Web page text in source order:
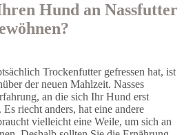
Hund an Nassfutter
Trockenfutter gefressen hat, ist
der neuen Mahlzeit. Nasses
an die sich Ihr Hund erst
riecht anders, hat eine andere
vielleicht eine Weile, um sich an